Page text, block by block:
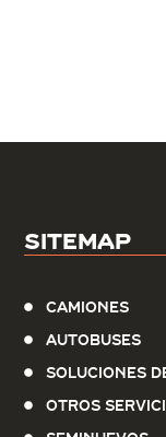
Sitemap
Camiones
Autobuses
Soluciones
Otros